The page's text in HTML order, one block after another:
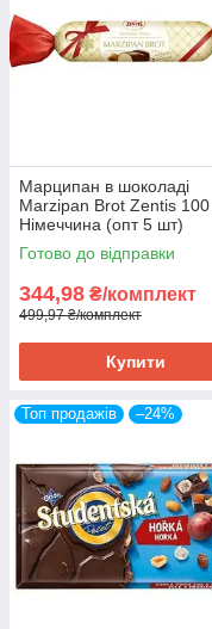
Марципан в шоколаді
Marzipan Brot Zentis 100
Німеччина (опт 5 шт)
Готово до відправки
344,98 ₴/комплект
499,97 ₴/комплект
Купити
Топ продажів –24%